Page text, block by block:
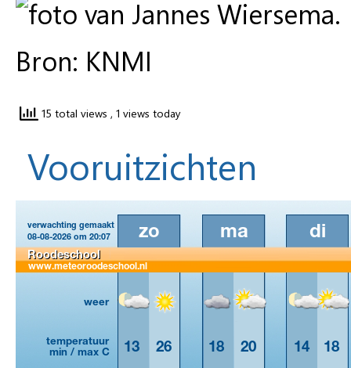
Bron: KNMI
15 total views , 1 views today
Vooruitzichten